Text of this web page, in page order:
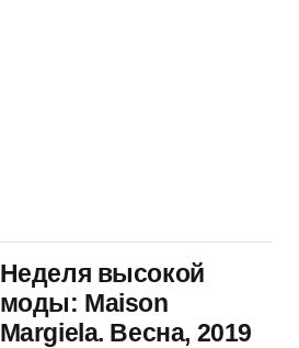
Неделя высокой
моды: Maison
Margiela. Весна, 2019